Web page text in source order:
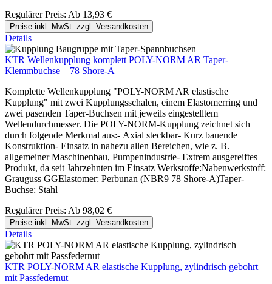
Regulärer Preis: Ab 13,93 €
Preise inkl. MwSt. zzgl. Versandkosten
Details
KTR Wellenkupplung komplett POLY-NORM AR Taper-
Klemmbuchse – 78 Shore-A
Komplette Wellenkupplung "POLY-NORM AR elastische
Kupplung" mit zwei Kupplungsschalen, einem Elastomerring und
zwei pasenden Taper-Buchsen mit jeweils eingestelltem
Wellendurchmesser. Die POLY-NORM-Kupplung zeichnet sich
durch folgende Merkmal aus:- Axial steckbar- Kurz bauende
Konstruktion- Einsatz in nahezu allen Bereichen, wie z. B.
allgemeiner Maschinenbau, Pumpenindustrie- Extrem ausgereiftes
Produkt, da seit Jahrzehnten im Einsatz Werkstoffe:Nabenwerkstoff:
Grauguss GGElastomer: Perbunan (NBR9 78 Shore-A)Taper-
Buchse: Stahl
Regulärer Preis: Ab 98,02 €
Preise inkl. MwSt. zzgl. Versandkosten
Details
KTR POLY-NORM AR elastische Kupplung, zylindrisch gebohrt
mit Passfedernut